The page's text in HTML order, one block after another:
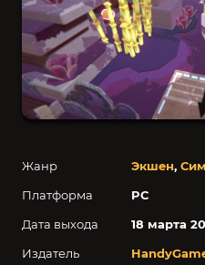
Жанр Экшен,
Платформа
PC
Дата выхода
18 марта
Издатель